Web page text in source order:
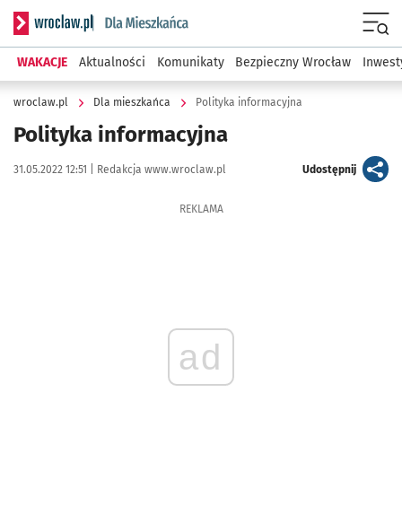
Serwis informacyjny wroclaw.pl podserwis: Dla mieszkańca
WAKACJE Aktualności Komunikaty Bezpieczny Wrocław
wroclaw.pl Dla mieszkańca Polityka informacyjna
Polityka informacyjna
Data publikacji:
31.05.2022 12:51 | Autor:
Redakcja www.wroclaw.pl Udostępnijartykuł
REKLAMA
ad